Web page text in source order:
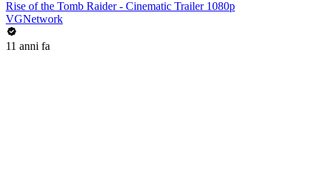
Rise of the Tomb Raider - Cinematic Trailer 1080p
VGNetwork
11 anni fa